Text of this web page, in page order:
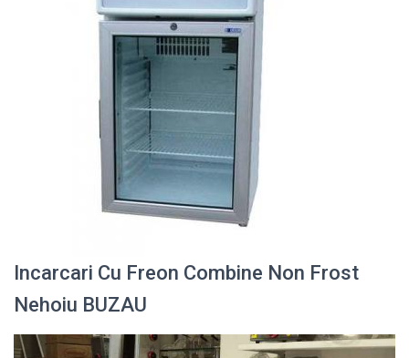
Incarcari Cu Freon Combine Non Frost
Nehoiu BUZAU